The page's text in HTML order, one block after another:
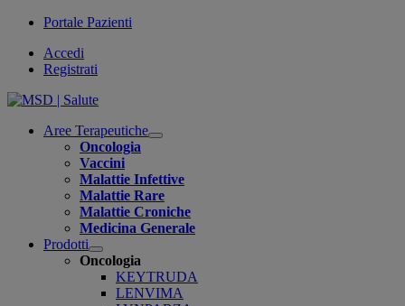
Portale Pazienti
Accedi
Registrati
Aree Terapeutiche
Open
Oncologia
Vaccini
Malattie Infettive
Malattie Rare
Malattie Croniche
Medicina Generale
Prodotti
Open
submenu
Oncologia
KEYTRUDA
LENVIMA